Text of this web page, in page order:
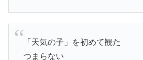
「天気の子」を初めて観た
つまらない